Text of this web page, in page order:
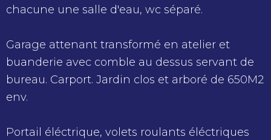
chacune une salle d'eau, wc séparé.
Garage attenant transformé en atelier et
buanderie avec comble au dessus servant de
bureau. Carport. Jardin clos et arboré de 650M2
env.
Portail éléctrique, volets roulants éléctriques